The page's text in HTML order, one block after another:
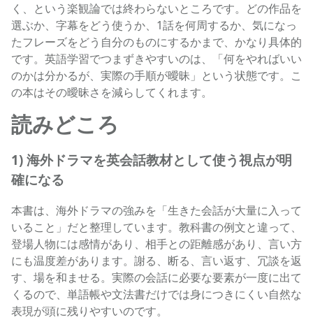
く、という楽観論では終わらないところです。どの作品を
選ぶか、字幕をどう使うか、1話を何周するか、気になっ
たフレーズをどう自分のものにするかまで、かなり具体的
です。英語学習でつまずきやすいのは、「何をやればいい
のかは分かるが、実際の手順が曖昧」という状態です。こ
の本はその曖昧さを減らしてくれます。
読みどころ
1) 海外ドラマを英会話教材として使う視点が明
確になる
本書は、海外ドラマの強みを「生きた会話が大量に入って
いること」だと整理しています。教科書の例文と違って、
登場人物には感情があり、相手との距離感があり、言い方
にも温度差があります。謝る、断る、言い返す、冗談を返
す、場を和ませる。実際の会話に必要な要素が一度に出て
くるので、単語帳や文法書だけでは身につきにくい自然な
表現が頭に残りやすいのです。